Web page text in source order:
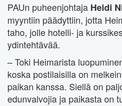
PAUn puheenjohtaja Heidi
myyntiin päädyttiin, jotta
taho, jolle hotelli- ja
ydintehtävää.
– Toki Heimarista
koska postilaisilla on
paikan kanssa. Siellä on
edunvalvojia ja paikasta on